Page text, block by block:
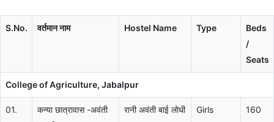
S.No. वर्तमान नाम Hostel Name Type
Beds
/
Seats
College of Agriculture, Jabalpur
01.
कन्या छात्रावास -अवंती
रानी अवंती बाई लोधी
Girls 160